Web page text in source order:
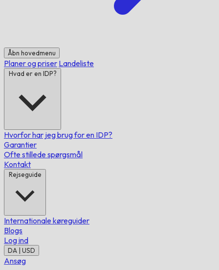
Åbn hovedmenu
Planer og priser Landeliste
Hvad er en IDP?
Hvorfor har jeg brug for en IDP?
Garantier
Ofte stillede spørgsmål
Kontakt
Rejseguide
Internationale køreguider
Blogs
Log ind
DA | USD
Ansøg